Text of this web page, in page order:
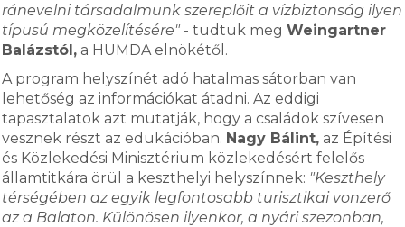
ránevelni társadalmunk szereplőit a vízbiztonság ilyen
típusú megközelítésére" - tudtuk megWeingartner
Balázstól, a HUMDA elnökétől.
A program helyszínét adó hatalmas sátorban van
lehetőség az információkat átadni. Az eddigi
tapasztalatok azt mutatják, hogy a családok szívesen
vesznek részt az edukációban. Nagy Bálint, az Építési
és Közlekedési Minisztérium közlekedésért felelős
államtitkára örül a keszthelyi helyszínnek: "Keszthely
térségében az egyik legfontosabb turisztikai vonzerő
az a Balaton. Különösen ilyenkor, a nyári szezonban,